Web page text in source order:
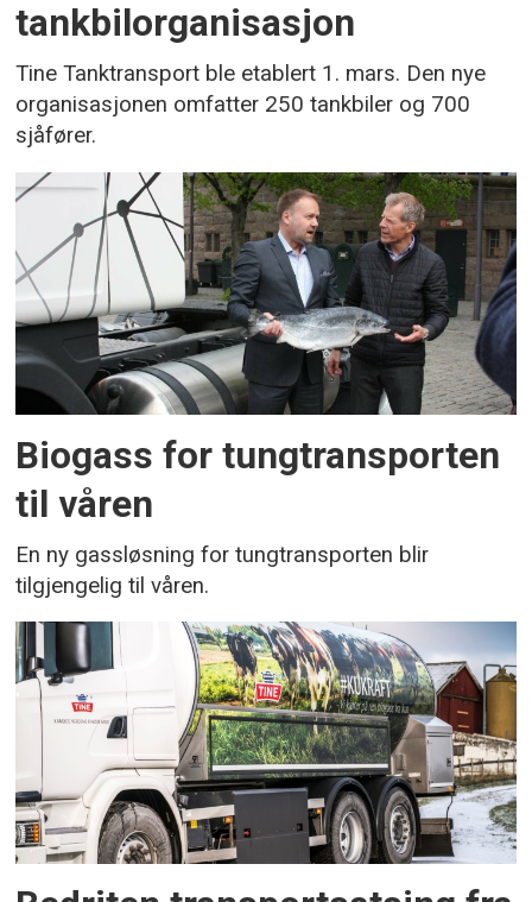
tankbilorganisasjon
Tine Tanktransport ble etablert 1. mars. Den nye
organisasjonen omfatter 250 tankbiler og 700
sjåfører.
Biogass for tungtransporten
til våren
En ny gassløsning for tungtransporten blir
tilgjengelig til våren.